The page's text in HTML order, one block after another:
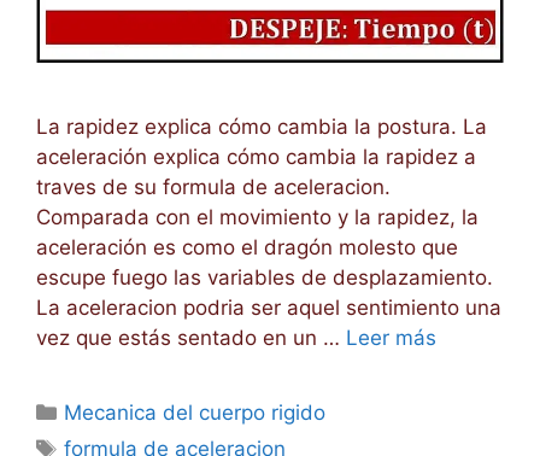
La rapidez explica cómo cambia la postura. La
aceleración explica cómo cambia la rapidez a
traves de su formula de aceleracion.
Comparada con el movimiento y la rapidez, la
aceleración es como el dragón molesto que
escupe fuego las variables de desplazamiento.
La aceleracion podria ser aquel sentimiento una
vez que estás sentado en un … Leer más
Categorías
Mecanica del cuerpo rigido
Etiquetas
formula de aceleracion